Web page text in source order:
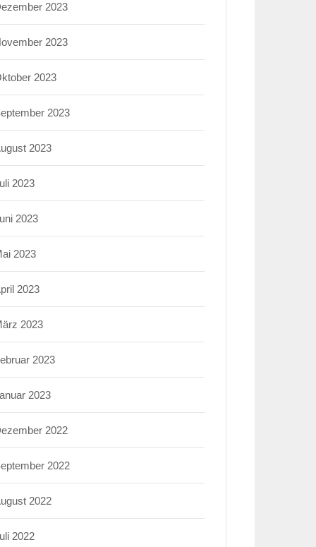
2023
2023
2023
2023
2023
2023
2023
2023
2023
2023
2023
2023
2022
2022
2022
2022